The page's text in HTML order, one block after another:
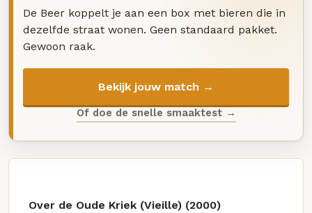
De Beer koppelt je aan een box met bieren die in
dezelfde straat wonen. Geen standaard pakket.
Gewoon raak.
Bekijk jouw match →
Of doe de snelle smaaktest →
Over de Oude Kriek (Vieille) (2000)